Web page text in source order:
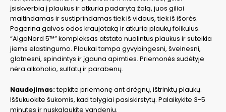
įsiskverbia į plaukus ir atkuria padarytą žalą, juos giliai
maitindamas ir sustiprindamas tiek iš vidaus, tiek iš išorės.
Pagerina galvos odos kraujotaką ir atkuria plaukų folikulus.
“AlgaNord 5™” kompleksas atstato nualintus plaukus ir suteikia
jiems elastingumo. Plaukai tampa gyvybingesni, švelnesni,
glotnesni, spindintys ir įgauna apimties. Priemonės sudėtyje
nėra alkoholio, sulfatų ir parabenų.
Naudojimas:tepkite priemonę ant drėgnų, ištrinktų plaukų.
Iššukuokite šukomis, kad tolygiai pasiskirstytų. Palaikykite 3-5
minutes ir nuskalaukite vandeniu.